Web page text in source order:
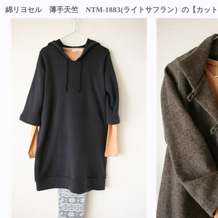
綿リヨセル 薄手天竺 NTM-1883(ライトサフラン）の【カッ